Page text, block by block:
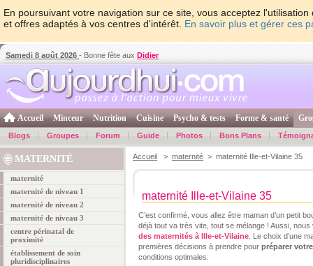
En poursuivant votre navigation sur ce site, vous acceptez
et offres adaptés à vos centres d'intérêt. En savoir plus et gérer ces
Samedi 8 août 2026 - Bonne fête aux Didier
Accueil Minceur Nutrition Cuisine Psycho & tests Forme & santé
Blogs Groupes Forum Guide Photos Bons Plans
MATERNITÉ
maternité
maternité de niveau 1
maternité de niveau 2
maternité de niveau 3
centre périnatal de
proximité
établissement de soin
pluridisciplinaires
Accueil > maternité > maternité Ille-et-Vilaine 35
maternité Ille-et-Vilaine 35
C’est confirmé, vous allez être maman d’un petit
déjà tout va très vite, tout se mélange ! Aussi,
des maternités à Ille-et-Vilaine . Le choix d’une
premières décisions à prendre pour préparer
conditions optimales.